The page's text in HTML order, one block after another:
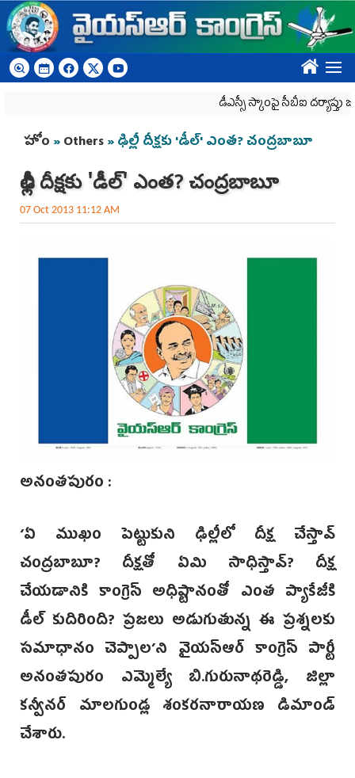
Skip to main content
????
డీఎస్సీ స్కాంపై సీబీఐ దర్యాప్తు
You are here
హోం »Others» ఢిల్లీ దీక్షకు 'డీల్‌' ఎంత? చంద్రబాబూ
ఢిల్లీ దీక్షకు 'డీల్‌' ఎంత? చంద్రబాబూ
07 Oct 2013 11:12 AM
అనంతపురం :
‘ఏ ముఖం పెట్టుకుని ఢిల్లీలో దీక్ష చేస్తావ్
చంద్రబాబూ? దీక్షతో ఏమి సాధిస్తావ్? దీక్ష
చే‌యడానికి కాంగ్రెస్ అధిష్టానంతో ఎంత ప్యాకేజీకి
డీ‌ల్ కుదిరింది? ప్రజలు అడుగుతున్న ఈ ప్రశ్నలకు
సమాధానం చెప్పాల’ని వైయస్ఆర్‌ కాంగ్రెస్‌ పార్టీ
అనంతపురం ఎమ్మెల్యే బి.గురునాథరెడ్డి, జిల్లా
కన్వీనర్ మాలగుండ్ల శంకరనారాయణ డిమాండ్
చేశారు.‌